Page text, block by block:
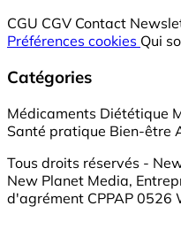
CGU CGV Contact
Préférences cookies Qui
Catégories
Médicaments Diététique
Santé pratique Bien-être
Tous droits réservés -
New Planet Media,
d'agrément CPPAP 0526